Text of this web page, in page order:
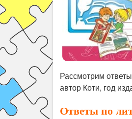
Рассмотрим
автор Коти, год
Ответы по